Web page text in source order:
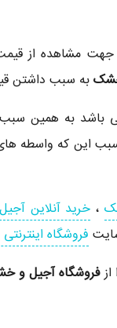
جهت مشاهده از
به سبب داشتن
باشد به همین
سبب این که واسطه
، خرید آنلاین آجیل
فروشگاه
فروشگاه آجیل و